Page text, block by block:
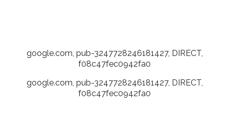
google.com, pub-3247728246181427, DIRECT,
f08c47fec0942fa0
google.com, pub-3247728246181427, DIRECT,
f08c47fec0942fa0